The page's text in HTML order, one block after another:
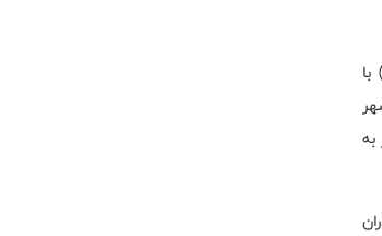
به گزارش روابط عمومی فدراسیون بدنسازی و پرورش اندام، در این مراسم که صبح امروز(پنجشنبه 28 اردیبهشت 1402) با